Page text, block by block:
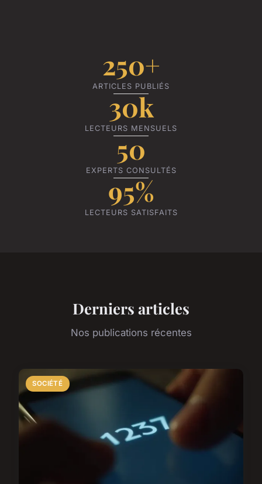
250+
ARTICLES PUBLIÉS
30k
LECTEURS MENSUELS
50
EXPERTS CONSULTÉS
95%
LECTEURS SATISFAITS
Derniers articles
Nos publications récentes
SOCIÉTÉ